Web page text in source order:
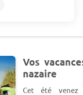
Vos
nazaire
Cet été venez